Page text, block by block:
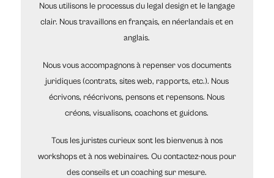
Nous utilisons le processus du legal design et le langage
clair. Nous travaillons en français, en néerlandais et en
anglais.
Nous vous accompagnons à repenser vos documents
juridiques (contrats, sites web, rapports, etc.). Nous
écrivons, réécrivons, pensons et repensons. Nous
créons, visualisons, coachons et guidons.
Tous les juristes curieux sont les bienvenus à nos
workshops et à nos webinaires. Ou contactez-nous pour
des conseils et un coaching sur mesure.